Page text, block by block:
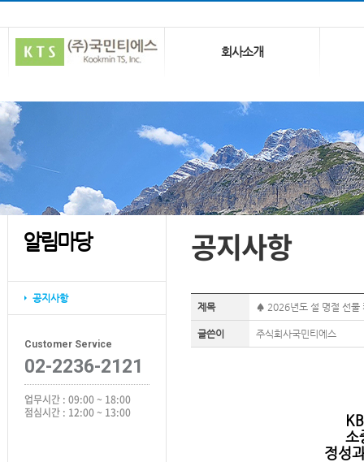
회사소개
알림마당
공지사항
Customer Service
02-2236-2121
업무시간 : 09:00 ~ 18:00
점심시간 : 12:00 ~ 13:00
공지사항
제목 ♠ 2026년도 설 명절 선
글쓴이 주식회사국민티에스
소
정성